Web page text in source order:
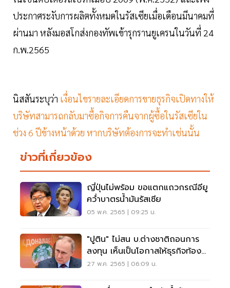
ประกาศระงับการผลิตทั้งหมดในรัสเซียเมื่อเดือนมีนาคมที่
ผ่านมา หลังมอสโกส่งกองทัพเข้ารุกรานยูเครนในวันที่ 24
ก.พ.2565
นิสสันระบุว่า เงื่อนไขรายละเอียดการขายธุรกิจเปิดทางให้
บริษัทสามารถกลับมาซื้อกิจการคืนจากผู้ซื้อในรัสเซียใน
ช่วง 6 ปีข้างหน้าด้วย หากบริษัทต้องการจะทำเช่นนั้น
ข่าวที่เกี่ยวข้อง
ญี่ปุ่นไม่พร้อม ขอแตกแถวกรณีอียู
คว่ำบาตรน้ำมันรัสเซีย
05 พ.ค. 2565 | 09:25 น.
"ปูติน" ไม่สน บ.ต่างชาติถอนการ
ลงทุน เห็นเป็นโอกาสให้ธุรกิจท้อง
ถิ่นเติบโต
27 พ.ค. 2565 | 06:09 น.